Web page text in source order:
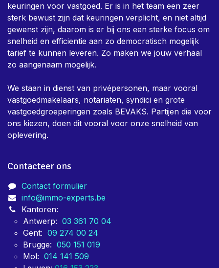
keuringen voor vastgoed. Er is in het team een zeer
sterk bewust zijn dat keuringen verplicht, en niet altijd
gewenst zijn, daarom is er bij ons een sterke focus om
snelheid en efficientie aan zo democratisch mogelijk
tarief te kunnen leveren. Zo maken we jouw verhaal
zo aangenaam mogelijk.
We staan in dienst van privépersonen, maar vooral
vastgoedmakelaars, notariaten, syndici en grote
vastgoedgroeperingen zoals BEVAKS. Partijen die voor
ons kiezen, doen dit vooral voor onze snelheid van
oplevering.
Contacteer ons
Contact formulier
info@immo-experts.be
Kantoren:
Antwerp: 03 361 70 04
Gent: 09 274 00 24
Brugge: 050 151 019
Mol: 014 141 509